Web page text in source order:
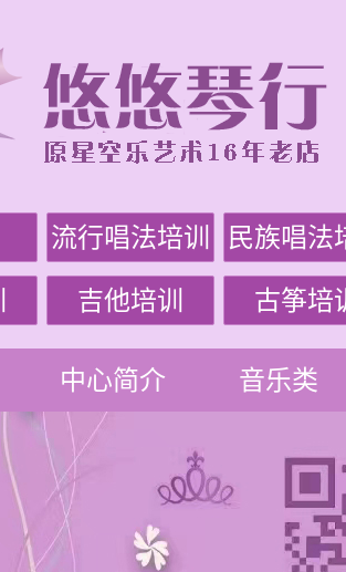
流行唱法培训 民族唱法
吉他培训 古筝培
中心简介 音乐类